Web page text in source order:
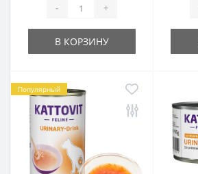
- +
В КОРЗИНУ
Популярный